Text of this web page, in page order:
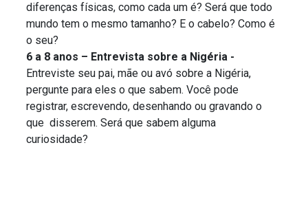
diferenças físicas, como cada um é? Será que todo
mundo tem o mesmo tamanho? E o cabelo? Como é
o seu?
6 a 8 anos – Entrevista sobre a Nigéria -
Entreviste seu pai, mãe ou avó sobre a Nigéria,
pergunte para eles o que sabem. Você pode
registrar, escrevendo, desenhando ou gravando o
que disserem. Será que sabem alguma
curiosidade?